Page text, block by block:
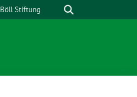
Böll Stiftung Suche